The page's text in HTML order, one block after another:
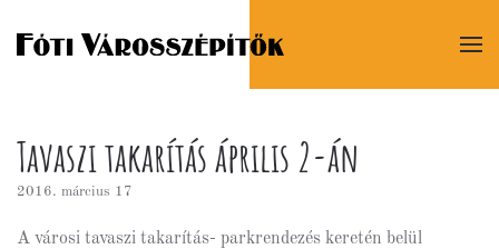
Tavaszi takarítás április 2-án
2016. március 17
A városi tavaszi takarítás- parkrendezés keretén belül